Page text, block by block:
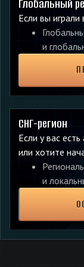
Глобальный
Если вы
и
СНГ-регион
Если у вас
или хотите
и
самолета.
Исправлена
винтовке
огромным.
Исправлена
Исправлена
стрельбы из
Исправлены